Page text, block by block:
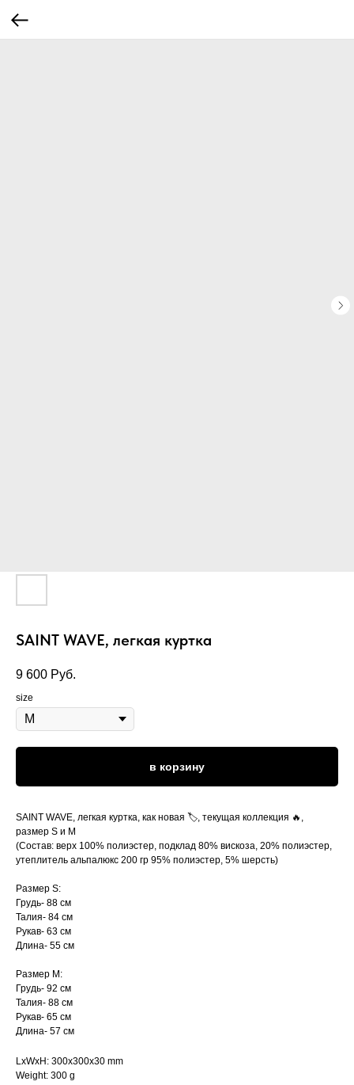
SAINT WAVE, легкая куртка
9 600 Руб.
size
в корзину
SAINT WAVE, легкая куртка, как новая 🏷️, текущая коллекция 🔥,
размер S и M
(Состав: верх 100% полиэстер, подклад 80% вискоза, 20% полиэстер,
утеплитель альпалюкс 200 гр 95% полиэстер, 5% шерсть)
Размер S:
Грудь- 88 см
Талия- 84 см
Рукав- 63 см
Длина- 55 см
Размер M:
Грудь- 92 см
Талия- 88 см
Рукав- 65 см
Длина- 57 см
LxWxH: 300x300x30 mm
Weight: 300 g